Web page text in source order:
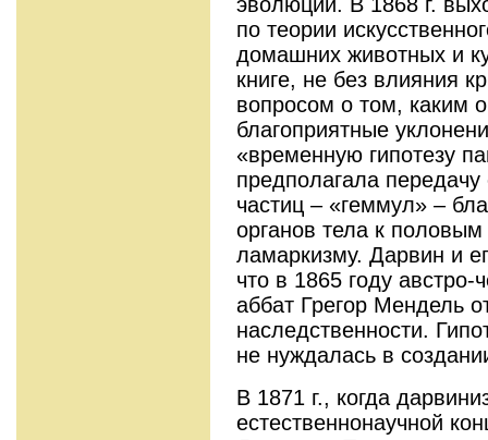
по теории
домашних животных и
книге, не без влияния
вопросом о том, каким
благоприятные
«временную гипотезу
предполагала
частиц – «геммул» –
органов тела к
ламаркизму. Дарвин и
что в 1865 году австро-
аббат Грегор Мендель
наследственности.
не нуждалась в
В 1871 г., когда
естественнонаучной